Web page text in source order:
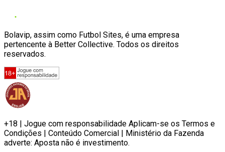
Bolavip, assim como Futbol Sites, é uma empresa
pertencente à Better Collective. Todos os direitos
reservados.
+18 | Jogue com responsabilidade Aplicam-se os Termos e
Condições | Conteúdo Comercial | Ministério da Fazenda
adverte: Aposta não é investimento.